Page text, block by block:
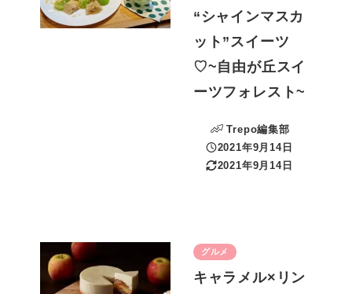
“シャインマスカ
ット”スイーツ
♡~自由が丘スイ
ーツフォレスト~
Trepo編集部
投稿日
2021年9月14日
更新日
2021年9月14日
グルメ
キャラメル×リン